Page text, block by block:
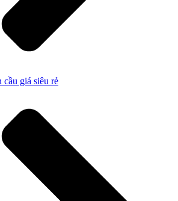
cầu giá siêu rẻ